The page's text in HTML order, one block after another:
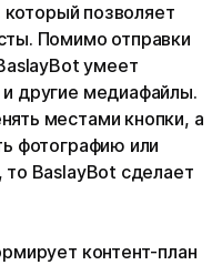
позволяет
Помимо отправки
умеет
другие медиафайлы.
местами кнопки, а
фотографию или
BaslayBot сделает
контент-план